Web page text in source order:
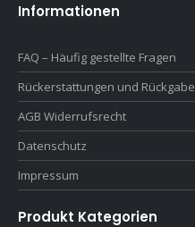
Informationen
FAQ – Häufig gestellte Fragen
Rückerstattungen und Rückgabe
AGB Widerrufsrecht
Datenschutz
Impressum
Produkt Kategorien